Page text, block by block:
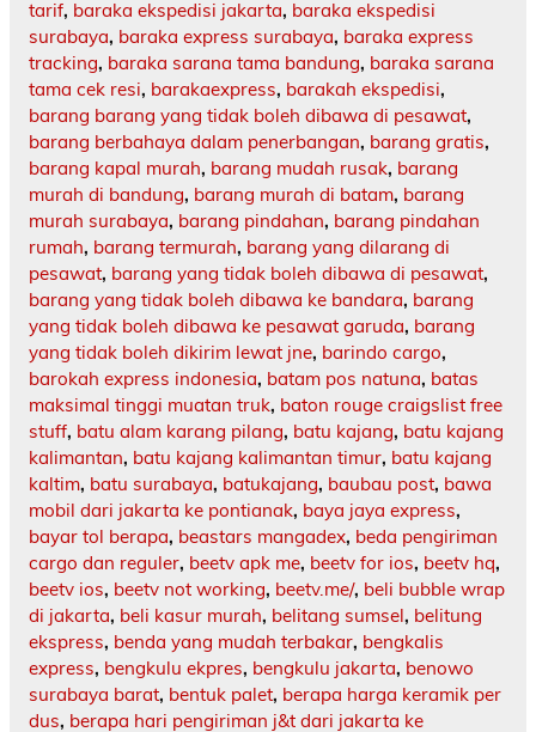
tarif, baraka ekspedisi jakarta, baraka ekspedisi
surabaya, baraka express surabaya, baraka express
tracking, baraka sarana tama bandung, baraka sarana
tama cek resi, barakaexpress, barakah ekspedisi,
barang barang yang tidak boleh dibawa di pesawat,
barang berbahaya dalam penerbangan, barang gratis,
barang kapal murah, barang mudah rusak, barang
murah di bandung, barang murah di batam, barang
murah surabaya, barang pindahan, barang pindahan
rumah, barang termurah, barang yang dilarang di
pesawat, barang yang tidak boleh dibawa di pesawat,
barang yang tidak boleh dibawa ke bandara, barang
yang tidak boleh dibawa ke pesawat garuda, barang
yang tidak boleh dikirim lewat jne, barindo cargo,
barokah express indonesia, batam pos natuna, batas
maksimal tinggi muatan truk, baton rouge craigslist free
stuff, batu alam karang pilang, batu kajang, batu kajang
kalimantan, batu kajang kalimantan timur, batu kajang
kaltim, batu surabaya, batukajang, baubau post, bawa
mobil dari jakarta ke pontianak, baya jaya express,
bayar tol berapa, beastars mangadex, beda pengiriman
cargo dan reguler, beetv apk me, beetv for ios, beetv hq,
beetv ios, beetv not working, beetv.me/, beli bubble wrap
di jakarta, beli kasur murah, belitang sumsel, belitung
ekspress, benda yang mudah terbakar, bengkalis
express, bengkulu ekpres, bengkulu jakarta, benowo
surabaya barat, bentuk palet, berapa harga keramik per
dus, berapa hari pengiriman j&t dari jakarta ke